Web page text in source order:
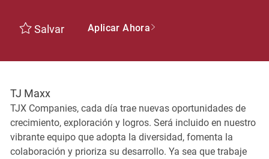
Salvar Aplicar Ahora
TJ Maxx
TJX Companies, cada día trae nuevas oportunidades de
crecimiento, exploración y logros. Será incluido en nuestro
vibrante equipo que adopta la diversidad, fomenta la
colaboración y prioriza su desarrollo. Ya sea que trabaje